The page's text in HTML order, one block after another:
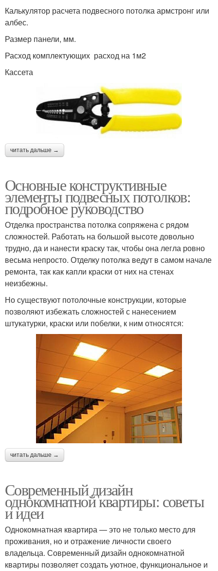
Калькулятор расчета подвесного потолка армстронг или
албес.
Размер панели, мм.
Расход комплектующих расход на 1м2
Кассета
читать дальше →
Основные конструктивные
элементы подвесных потолков:
подробное руководство
Отделка пространства потолка сопряжена с рядом
сложностей. Работать на большой высоте довольно
трудно, да и нанести краску так, чтобы она легла ровно
весьма непросто. Отделку потолка ведут в самом начале
ремонта, так как капли краски от них на стенах
неизбежны.
Но существуют потолочные конструкции, которые
позволяют избежать сложностей с нанесением
штукатурки, краски или побелки, к ним относятся:
читать дальше →
Современный дизайн
однокомнатной квартиры: советы
и идеи
Однокомнатная квартира — это не только место для
проживания, но и отражение личности своего
владельца. Современный дизайн однокомнатной
квартиры позволяет создать уютное, функциональное и